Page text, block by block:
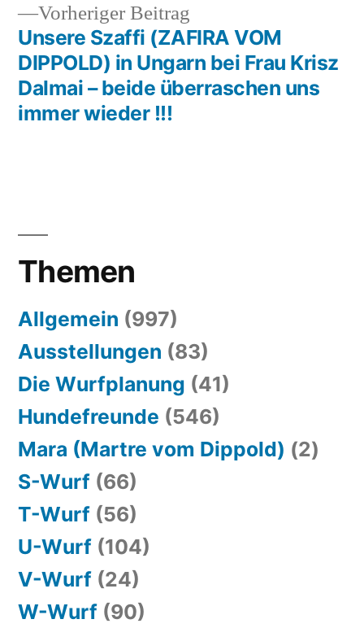
Vorheriger Beitrag
Beitrag:
Unsere Szaffi (ZAFIRA VOM
DIPPOLD) in Ungarn bei Frau Krisz
Dalmai – beide überraschen uns
immer wieder !!!
Themen
Allgemein (997)
Ausstellungen (83)
Die Wurfplanung (41)
Hundefreunde (546)
Mara (Martre vom Dippold) (2)
S-Wurf (66)
T-Wurf (56)
U-Wurf (104)
V-Wurf (24)
W-Wurf (90)